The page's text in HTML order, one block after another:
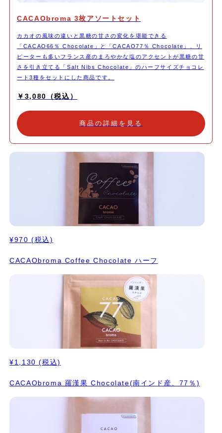
CACAObroma 3枚アソートセット
カカオの風味の違いと黒糖の甘さの変化を堪能できる
「CACAO66％ Chocolate」と「CACAO77％ Chocolate」、リ
ピーターも多いフランス産のまろやかな塩のアクセントが黒糖の甘
さを引き立てる「Salt Nibs Chocolate」のハーフサイズチョコレ
ート3種をセットにした商品です。
￥3,080（税込）
商品の詳細を見る
¥970 (税込)
CACAObroma Coffee Chocolate ハーフ
¥1,130 (税込)
CACAObroma 羅漢果 Chocolate(南インド産、77％)